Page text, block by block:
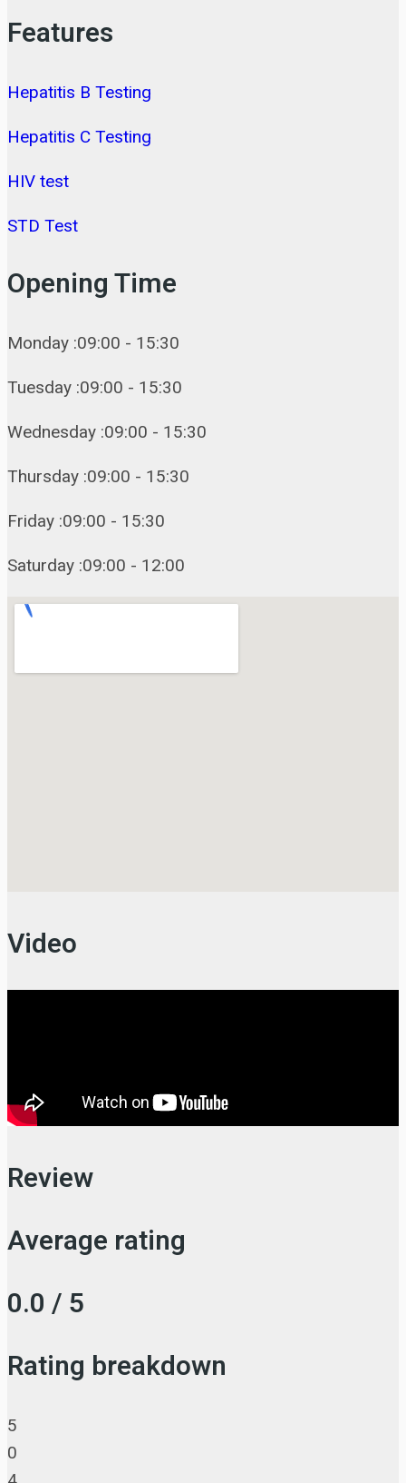
Features
Hepatitis B Testing
Hepatitis C Testing
HIV test
STD Test
Opening Time
Monday :09:00 - 15:30
Tuesday :09:00 - 15:30
Wednesday :09:00 - 15:30
Thursday :09:00 - 15:30
Friday :09:00 - 15:30
Saturday :09:00 - 12:00
Video
Review
Average rating
0.0 / 5
Rating breakdown
5
0